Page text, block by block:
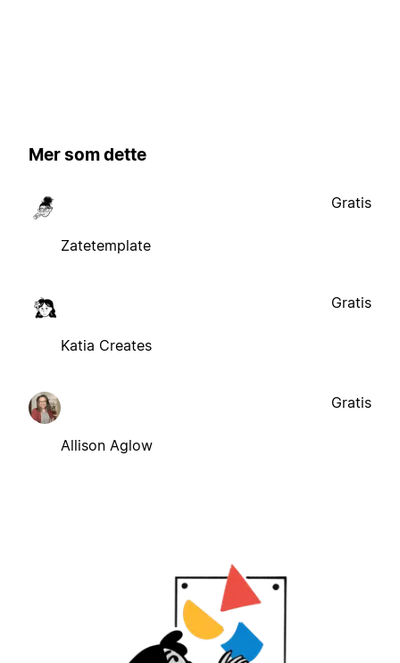
Mer som dette
Zatetemplate
Gratis
Katia Creates
Gratis
Allison Aglow
Gratis